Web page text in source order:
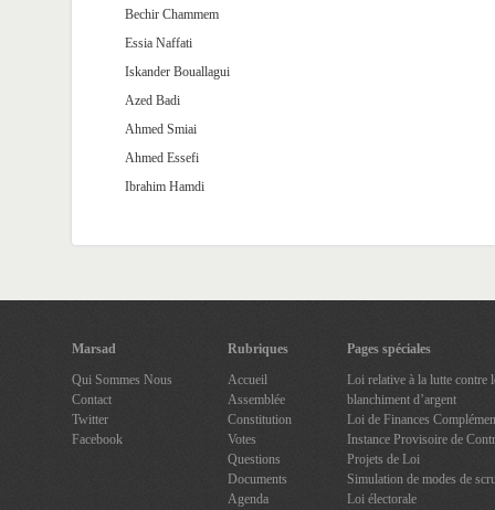
Bechir Chammem
Essia Naffati
Iskander Bouallagui
Azed Badi
Ahmed Smiai
Ahmed Essefi
Ibrahim Hamdi
Marsad
Qui Sommes Nous
Contact
Twitter
Facebook
Rubriques
Accueil
Assemblée
Constitution
Votes
Questions
Documents
Agenda
Pages spéciales
Loi relative à la lutte contre
blanchiment d’argent
Loi de Finances
Instance Provisoire de
Projets de Loi
Simulation de modes de
Loi électorale